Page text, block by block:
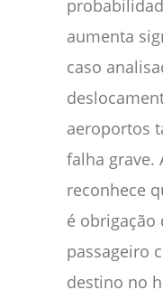
aumenta
caso
aeroportos
falha grave.
reconhece
é obrigação
passageiro
destino no